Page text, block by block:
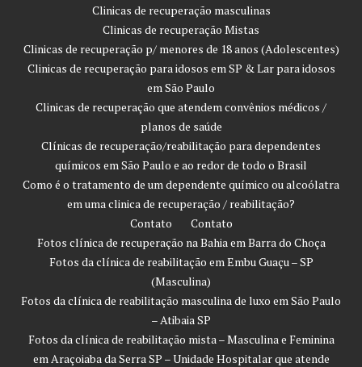
Clinicas de recuperação masculinas
Clinicas de recuperação Mistas
Clinicas de recuperação p/ menores de 18 anos (Adolescentes)
Clinicas de recuperação para idosos em SP & Lar para idosos
em São Paulo
Clinicas de recuperação que atendem convênios médicos /
planos de saúde
Clínicas de recuperação/reabilitação para dependentes
químicos em São Paulo e ao redor de todo o Brasil
Como é o tratamento de um dependente químico ou alcoólatra
em uma clinica de recuperação / reabilitação?
Contato
Contato
Fotos clínica de recuperação na Bahia em Barra do Choça
Fotos da clínica de reabilitação em Embu Guaçu – SP
(Masculina)
Fotos da clínica de reabilitação masculina de luxo em São Paulo
– Atibaia SP
Fotos da clínica de reabilitação mista – Masculina e Feminina
em Araçoiaba da Serra SP – Unidade Hospitalar que atende